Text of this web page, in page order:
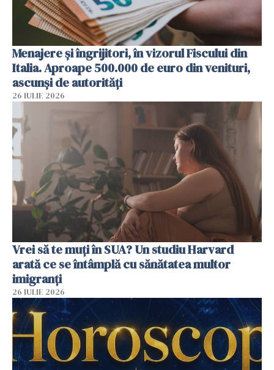
Menajere și îngrijitori, în vizorul Fiscului din
Italia. Aproape 500.000 de euro din venituri,
ascunși de autorități
26 IULIE 2026
Vrei să te muți în SUA? Un studiu Harvard
arată ce se întâmplă cu sănătatea multor
imigranți
26 IULIE 2026